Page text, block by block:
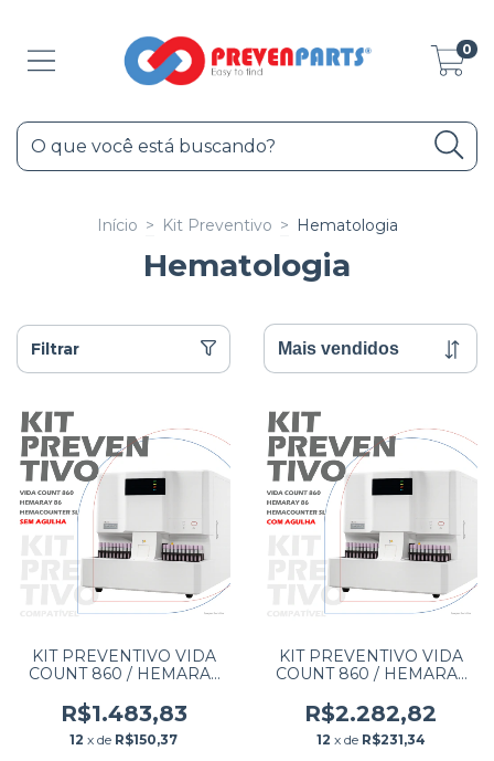
0
Início > Kit Preventivo > Hematologia
Hematologia
Filtrar
KIT PREVENTIVO VIDA
COUNT 860 / HEMARAY
SEM AGULHA
R$1.483,83
12 x de R$150,37
KIT PREVENTIVO VIDA
COUNT 860 / HEMARAY
COM AGULHA
R$2.282,82
12 x de R$231,34